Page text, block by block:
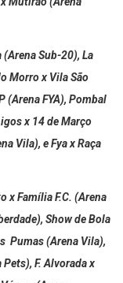
Mutirão (Arena
Sub-20), La
Morro x Vila São
(Arena FYA), Pombal
x 14 de Março
Vila), e Fya x Raça
x Família F.C. (Arena
Show de Bola
Pumas (Arena Vila),
F. Alvorada x